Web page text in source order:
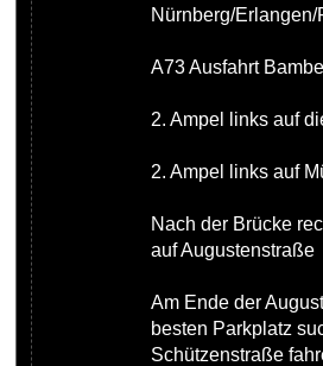
Nürnberg/
A73 Ausfahrt
2. Ampel links auf
2. Ampel links auf
Nach der Brücke
auf Augustenstraße
Am Ende der
besten Parkplatz
Schützenstraße